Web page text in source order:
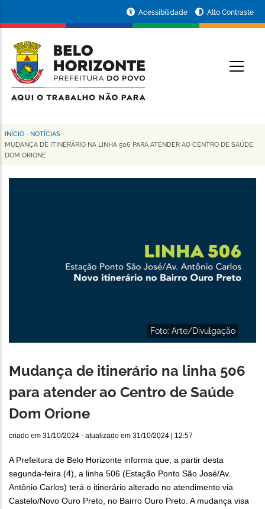
conteúdo
principal
da
Prefeitura
de
Horizonte
Acessibilidade Alto Contraste
Trilha
de
navegação
INÍCIO - NOTÍCIAS -
MUDANÇA DE ITINERÁRIO NA LINHA 506 PARA ATENDER AO CENTRO DE SAÚDE
DOM ORIONE
Foto: Arte/Divulgação
Mudança de itinerário na linha 506
para atender ao Centro de Saúde
Dom Orione
criado em 31/10/2024 - atualizado em 31/10/2024 | 12:57
A Prefeitura de Belo Horizonte informa que, a partir desta
segunda-feira (4), a linha 506 (Estação Ponto São José/Av.
Antônio Carlos) terá o itinerário alterado no atendimento via
Castelo/Novo Ouro Preto, no Bairro Ouro Preto. A mudança visa